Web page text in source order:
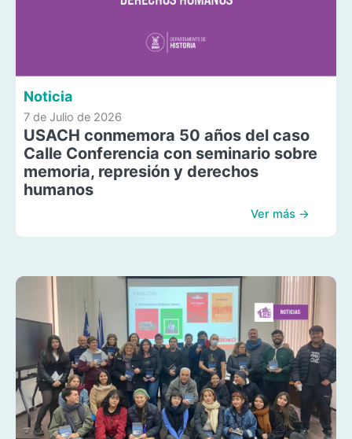
Noticia
7 de Julio de 2026
USACH conmemora 50 años del caso
Calle Conferencia con seminario sobre
memoria, represión y derechos
humanos
Ver más →